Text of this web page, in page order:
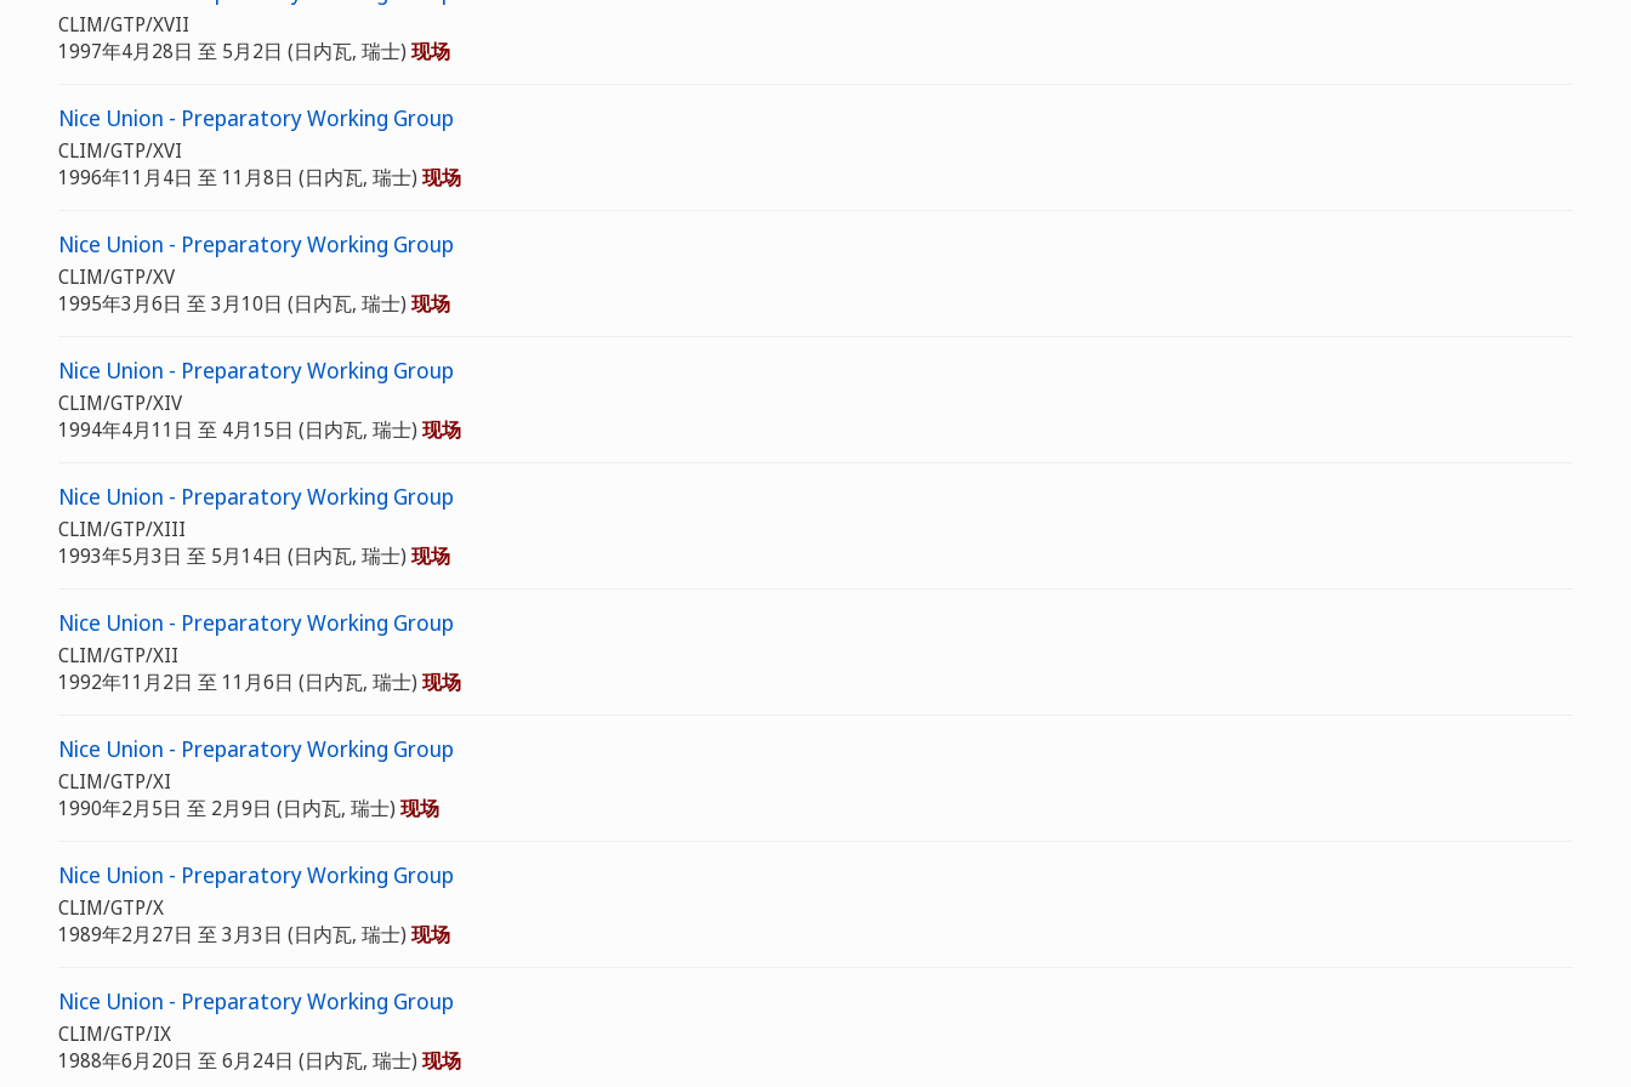
CLIM/GTP/XVII
1997年4月28日 至 5月2日 (日内瓦, 瑞士) 现场
Nice Union - Preparatory Working Group
CLIM/GTP/XVI
1996年11月4日 至 11月8日 (日内瓦, 瑞士) 现场
Nice Union - Preparatory Working Group
CLIM/GTP/XV
1995年3月6日 至 3月10日 (日内瓦, 瑞士) 现场
Nice Union - Preparatory Working Group
CLIM/GTP/XIV
1994年4月11日 至 4月15日 (日内瓦, 瑞士) 现场
Nice Union - Preparatory Working Group
CLIM/GTP/XIII
1993年5月3日 至 5月14日 (日内瓦, 瑞士) 现场
Nice Union - Preparatory Working Group
CLIM/GTP/XII
1992年11月2日 至 11月6日 (日内瓦, 瑞士) 现场
Nice Union - Preparatory Working Group
CLIM/GTP/XI
1990年2月5日 至 2月9日 (日内瓦, 瑞士) 现场
Nice Union - Preparatory Working Group
CLIM/GTP/X
1989年2月27日 至 3月3日 (日内瓦, 瑞士) 现场
Nice Union - Preparatory Working Group
CLIM/GTP/IX
1988年6月20日 至 6月24日 (日内瓦, 瑞士) 现场